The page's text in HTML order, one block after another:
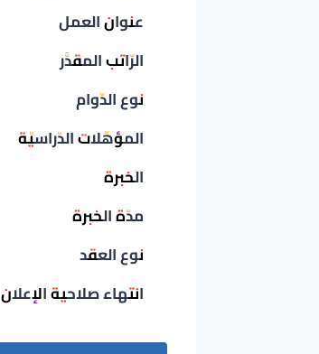
عنوان العمل
الرّاتب المقدَّر
نوع الدّوام
المؤهّلات الدّراسيّة
الخبرة
مدّة الخبرة
نوع العقد
انتهاء صلاحية الإعلان